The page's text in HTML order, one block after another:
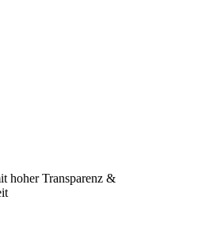
hoher Transparenz &